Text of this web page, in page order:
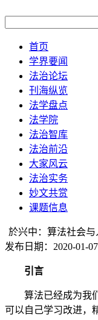
首页
学界要闻
法治论坛
刊海纵览
法学盘点
法学院
法治智库
法治前沿
大家风云
法治实务
妙文共赏
课题信息
於兴中：算法社会与
发布日期：2020-
引言
算法已经成为我
可以自己学习改进，